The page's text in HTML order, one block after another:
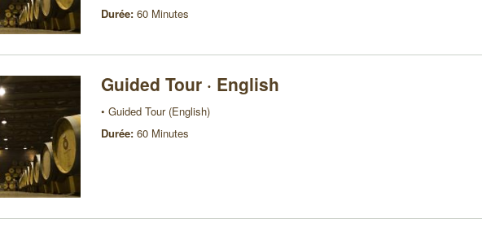
Durée: 60 Minutes
Guided Tour · English
• Guided Tour (English)
Durée: 60 Minutes